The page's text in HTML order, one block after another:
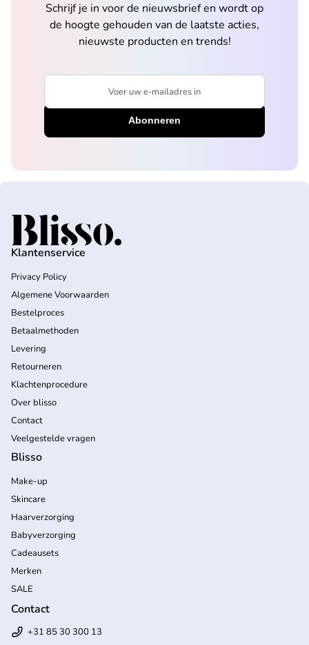
Schrijf je in voor de nieuwsbrief en wordt op
de hoogte gehouden van de laatste acties,
nieuwste producten en trends!
Voer uw e-mailadres in
Home
Klantenservice
Privacy Policy
Algemene Voorwaarden
Bestelproces
Betaalmethoden
Levering
Retourneren
Klachtenprocedure
Over blisso
Contact
Veelgestelde vragen
Blisso
Make-up
Skincare
Haarverzorging
Babyverzorging
Cadeausets
Merken
SALE
Contact
+31 85 30 300 13